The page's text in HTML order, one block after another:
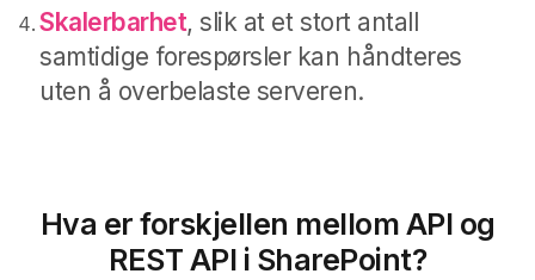
Skalerbarhet, slik at et stort antall
samtidige forespørsler kan håndteres
uten å overbelaste serveren.
Hva er forskjellen mellom API og
REST API i SharePoint?